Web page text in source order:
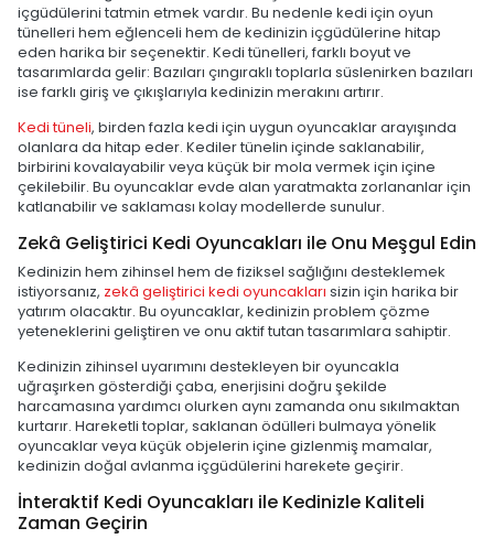
içgüdülerini tatmin etmek vardır. Bu nedenle kedi için oyun
tünelleri hem eğlenceli hem de kedinizin içgüdülerine hitap
eden harika bir seçenektir. Kedi tünelleri, farklı boyut ve
tasarımlarda gelir: Bazıları çıngıraklı toplarla süslenirken bazıları
ise farklı giriş ve çıkışlarıyla kedinizin merakını artırır.
Kedi tüneli, birden fazla kedi için uygun oyuncaklar arayışında
olanlara da hitap eder. Kediler tünelin içinde saklanabilir,
birbirini kovalayabilir veya küçük bir mola vermek için içine
çekilebilir. Bu oyuncaklar evde alan yaratmakta zorlananlar için
katlanabilir ve saklaması kolay modellerde sunulur.
Zekâ Geliştirici Kedi Oyuncakları ile Onu Meşgul Edin
Kedinizin hem zihinsel hem de fiziksel sağlığını desteklemek
istiyorsanız, zekâ geliştirici kedi oyuncakları sizin için harika bir
yatırım olacaktır. Bu oyuncaklar, kedinizin problem çözme
yeteneklerini geliştiren ve onu aktif tutan tasarımlara sahiptir.
Kedinizin zihinsel uyarımını destekleyen bir oyuncakla
uğraşırken gösterdiği çaba, enerjisini doğru şekilde
harcamasına yardımcı olurken aynı zamanda onu sıkılmaktan
kurtarır. Hareketli toplar, saklanan ödülleri bulmaya yönelik
oyuncaklar veya küçük objelerin içine gizlenmiş mamalar,
kedinizin doğal avlanma içgüdülerini harekete geçirir.
İnteraktif Kedi Oyuncakları ile Kedinizle Kaliteli
Zaman Geçirin